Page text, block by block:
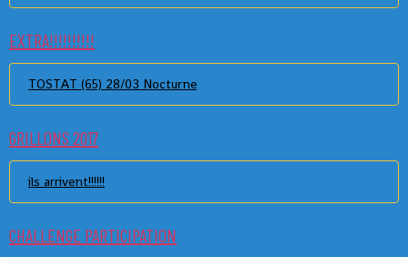
EXTRA!!!!!!!!!!
TOSTAT (65) 28/03 Nocturne
GRILLONS 2017
ils arrivent!!!!!!
CHALLENGE PARTICIPATION